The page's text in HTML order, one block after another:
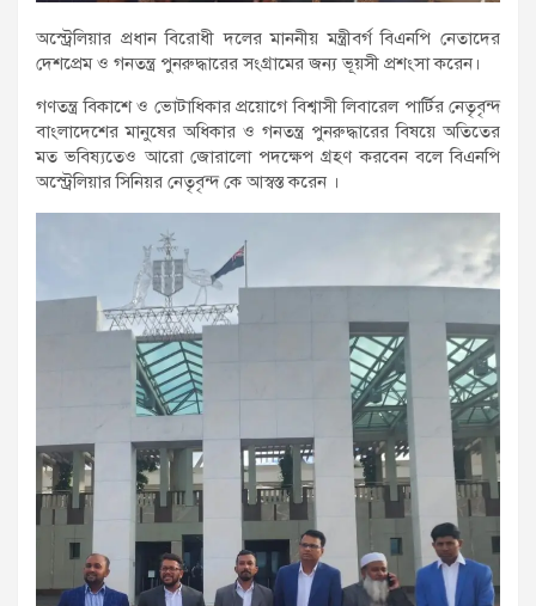
অস্ট্রেলিয়ার প্রধান বিরোধী দলের মাননীয় মন্ত্রীবর্গ বিএনপি নেতাদের
দেশপ্রেম ও গনতন্ত্র পুনরুদ্ধারের সংগ্রামের জন্য ভূয়সী প্রশংসা করেন।
গণতন্ত্র বিকাশে ও ভোটাধিকার প্রয়োগে বিশ্বাসী লিবারেল পার্টির নেতৃবৃন্দ
বাংলাদেশের মানুষের অধিকার ও গনতন্ত্র পুনরুদ্ধারের বিষয়ে অতিতের
মত ভবিষ্যতেও আরো জোরালো পদক্ষেপ গ্রহণ করবেন বলে বিএনপি
অস্ট্রেলিয়ার সিনিয়র নেতৃবৃন্দ কে আস্বস্ত করেন ।